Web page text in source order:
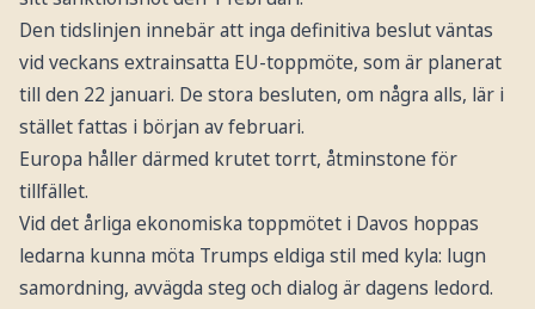
Den tidslinjen innebär att inga definitiva beslut väntas
vid veckans extrainsatta EU-toppmöte, som är planerat
till den 22 januari. De stora besluten, om några alls, lär i
stället fattas i början av februari.
Europa håller därmed krutet torrt, åtminstone för
tillfället.
Vid det årliga ekonomiska toppmötet i Davos hoppas
ledarna kunna möta Trumps eldiga stil med kyla: lugn
samordning, avvägda steg och dialog är dagens ledord.